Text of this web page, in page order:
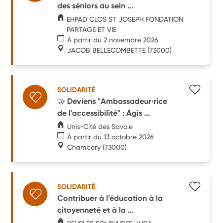
des séniors au sein ...
EHPAD CLOS ST JOSEPH FONDATION
PARTAGE ET VIE
À partir du 2 novembre 2026
JACOB BELLECOMBETTE (73000)
SOLIDARITÉ
🤝 Deviens "Ambassadeur·rice
de l'accessibilité" : Agis ...
Unis-Cité des Savoie
À partir du 13 octobre 2026
Chambéry (73000)
SOLIDARITÉ
Contribuer à l’éducation à la
citoyenneté et à la ...